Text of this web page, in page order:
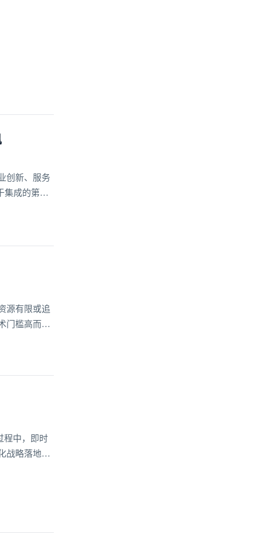
创新、服务
集成的第三
源有限或追
门槛高而望
程中，即时
战略落地的